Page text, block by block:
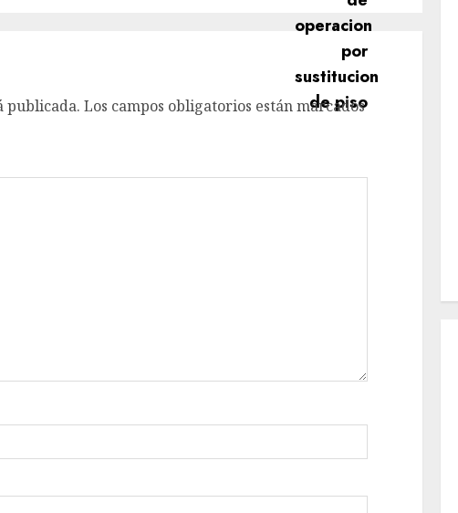
publicada. Los campos obligatorios están marcados